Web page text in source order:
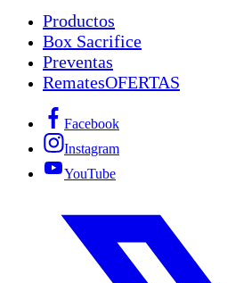
Productos
Box Sacrifice
Preventas
RematesOFERTAS
Facebook
Instagram
YouTube